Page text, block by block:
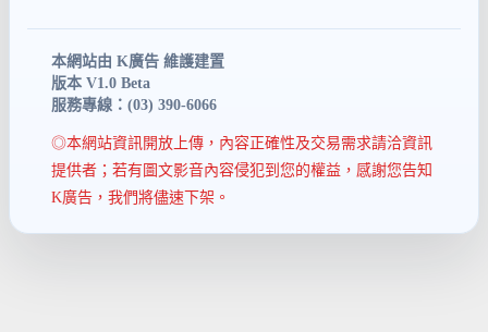
本網站由 K廣告 維護建置
版本 V1.0 Beta
服務專線：(03) 390-6066
◎本網站資訊開放上傳，內容正確性及交易需求請洽資訊
提供者；若有圖文影音內容侵犯到您的權益，感謝您告知
K廣告，我們將儘速下架。